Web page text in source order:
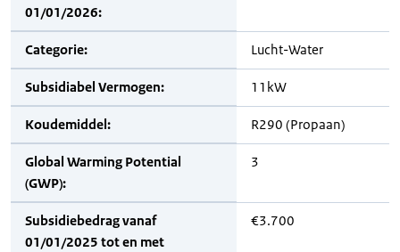
01/01/2026:
Categorie: Lucht-Water
Subsidiabel Vermogen: 11kW
Koudemiddel: R290 (Propaan)
Global Warming Potential
(GWP):
3
Subsidiebedrag vanaf
01/01/2025 tot en met
€3.700